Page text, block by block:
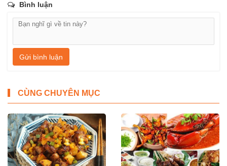
Bình luận
Gửi bình luận
CÙNG CHUYÊN MỤC